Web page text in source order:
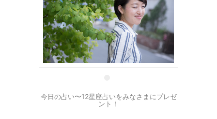
11 8月
今日の占い〜12星座占いをみなさまにプレゼ
ント！